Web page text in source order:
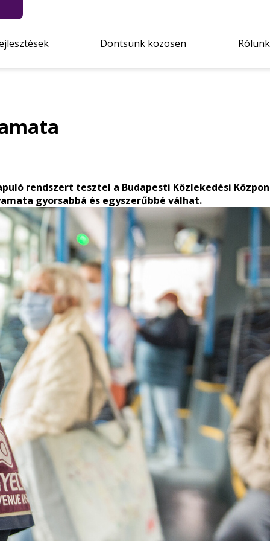
Döntsünk közösen Rólunk
rendszert tesztel a Budapesti Közlekedési
gyorsabbá és egyszerűbbé válhat.